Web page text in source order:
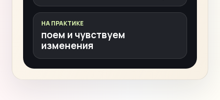
НА ПРАКТИКЕ
поем и чувствуем
изменения